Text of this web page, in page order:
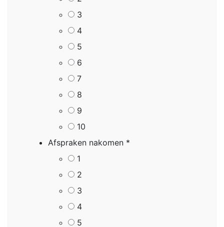
3
4
5
6
7
8
9
10
Afspraken nakomen *
1
2
3
4
5